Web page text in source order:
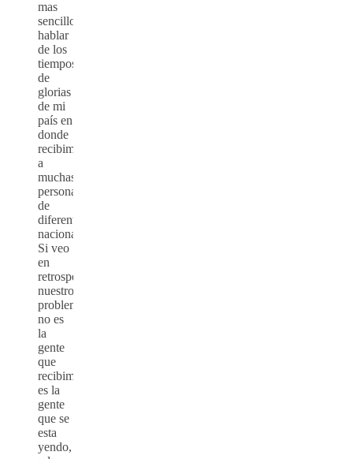
mas
sencillo
hablar
de los
tiempos
de
glorias
de mi
país en
donde
recibimos
a
muchas
personas
de
diferentes
nacionales.
Si veo
en
retrospectiva,
nuestro
problema
no es
la
gente
que
recibimos,
es la
gente
que se
esta
yendo,